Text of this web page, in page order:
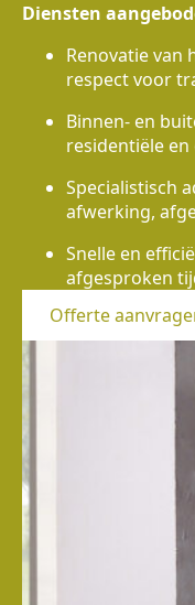
Diensten
Renovatie van
respect voor
Binnen- en
residentiële
Specialistisch
afwerking,
Snelle en
afgesproken
Offerte